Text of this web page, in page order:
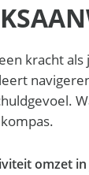
kracht als
omzet